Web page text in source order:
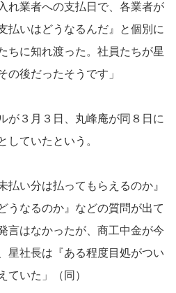
れ業者への支払日で、各業者が
払いはどうなるんだ』と個別に
ちに知れ渡った。社員たちが星
の後だったそうです」
が３月３日、丸峰庵が同８日に
していたという。
い分は払ってもらえるのか』
うなるのか』などの質問が出て
言はなかったが、商工中金が今
星社長は『ある程度目処がつい
ていた」（同）